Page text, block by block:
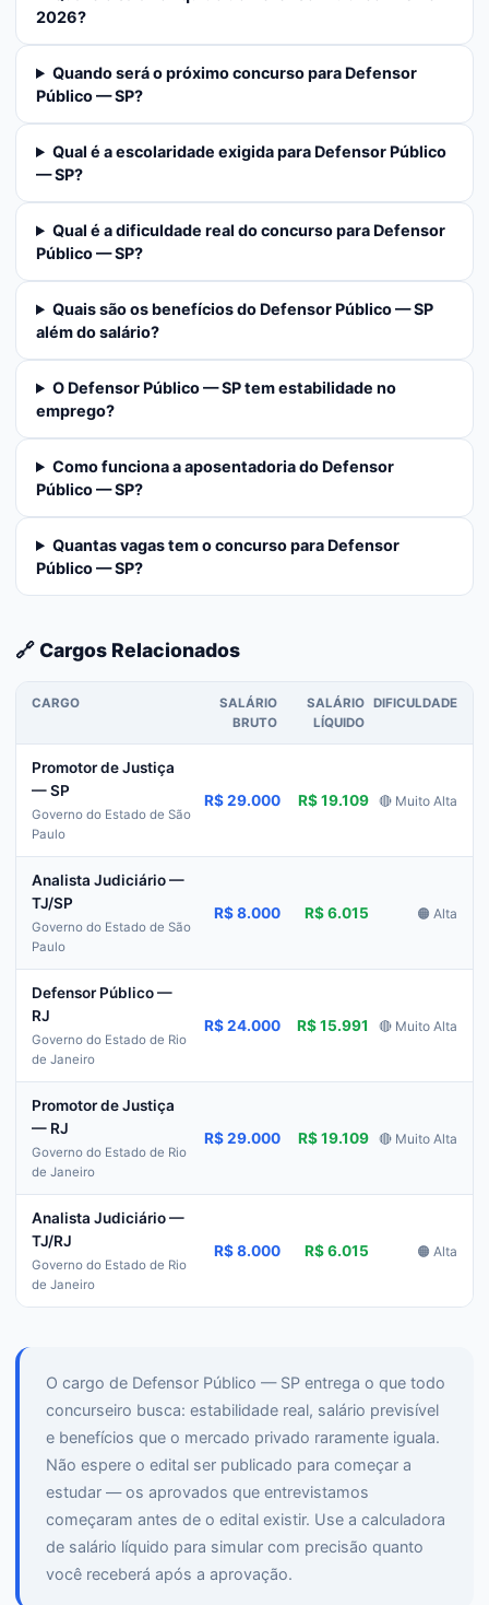
2026?
Quando será o próximo concurso para Defensor
Público — SP?
Qual é a escolaridade exigida para Defensor Público
— SP?
Qual é a dificuldade real do concurso para Defensor
Público — SP?
Quais são os benefícios do Defensor Público — SP
além do salário?
O Defensor Público — SP tem estabilidade no
emprego?
Como funciona a aposentadoria do Defensor
Público — SP?
Quantas vagas tem o concurso para Defensor
Público — SP?
🔗 Cargos Relacionados
CARGO
SALÁRIO
BRUTO
SALÁRIO
LÍQUIDO
DIFICULDADE
Promotor de Justiça
— SP
Governo do Estado de São
Paulo
R$ 29.000 R$ 19.109 🔴 Muito Alta
Analista Judiciário —
TJ/SP
Governo do Estado de São
Paulo
R$ 8.000 R$ 6.015 🟠 Alta
Defensor Público —
RJ
Governo do Estado de Rio
de Janeiro
R$ 24.000 R$ 15.991 🔴 Muito Alta
Promotor de Justiça
— RJ
Governo do Estado de Rio
de Janeiro
R$ 29.000 R$ 19.109 🔴 Muito Alta
Analista Judiciário —
TJ/RJ
Governo do Estado de Rio
de Janeiro
R$ 8.000 R$ 6.015 🟠 Alta
O cargo de Defensor Público — SP entrega o que todo
concurseiro busca: estabilidade real, salário previsível
e benefícios que o mercado privado raramente iguala.
Não espere o edital ser publicado para começar a
estudar — os aprovados que entrevistamos
começaram antes de o edital existir. Use a calculadora
de salário líquido para simular com precisão quanto
você receberá após a aprovação.